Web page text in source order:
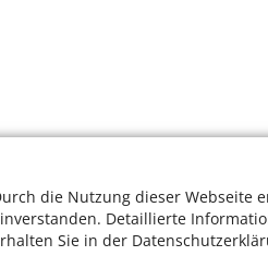
die Nutzung dieser Webseite
Detaillierte
Sie in der